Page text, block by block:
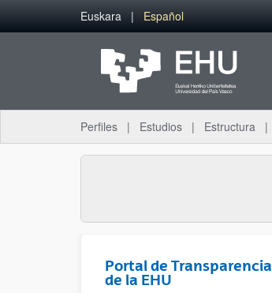
Saltar al contenido principal
Euskara Español
Perfiles Estudios Estructura
Portal de Transparencia
de la EHU